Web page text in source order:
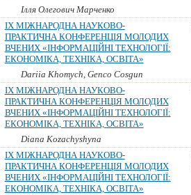
Ілля Олегович Марченко
IX МІЖНАРОДНА НАУКОВО-
ПРАКТИЧНА КОНФЕРЕНЦІЯ МОЛОДИХ
ВЧЕНИХ «ІНФОРМАЦІЙНІ ТЕХНОЛОГІЇ:
ЕКОНОМІКА, ТЕХНІКА, ОСВІТА»
Dariia Khomych, Genco Cosgun
IX МІЖНАРОДНА НАУКОВО-
ПРАКТИЧНА КОНФЕРЕНЦІЯ МОЛОДИХ
ВЧЕНИХ «ІНФОРМАЦІЙНІ ТЕХНОЛОГІЇ:
ЕКОНОМІКА, ТЕХНІКА, ОСВІТА»
Diana Kozachyshyna
IX МІЖНАРОДНА НАУКОВО-
ПРАКТИЧНА КОНФЕРЕНЦІЯ МОЛОДИХ
ВЧЕНИХ «ІНФОРМАЦІЙНІ ТЕХНОЛОГІЇ:
ЕКОНОМІКА, ТЕХНІКА, ОСВІТА»